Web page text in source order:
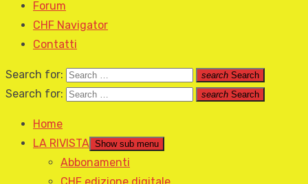
Forum
CHF Navigator
Contatti
Search for: search Search
Search for: search Search
Home
LA RIVISTA Show sub menu
Abbonamenti